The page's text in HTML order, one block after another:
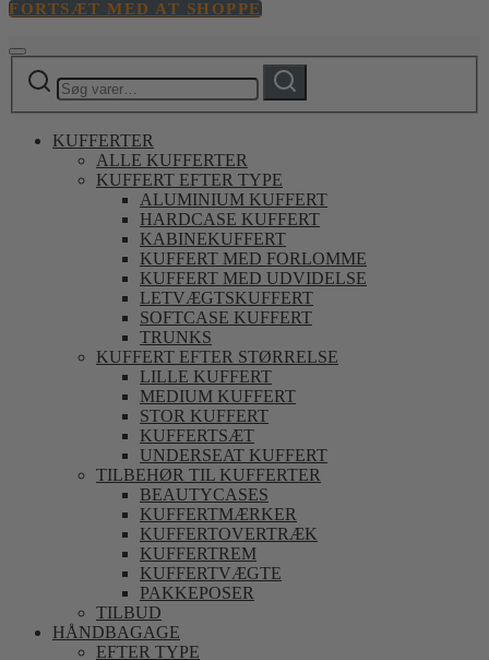
FORTSÆT MED AT SHOPPE
Søg
efter:
Søg
KUFFERTER
ALLE KUFFERTER
KUFFERT EFTER TYPE
ALUMINIUM KUFFERT
HARDCASE KUFFERT
KABINEKUFFERT
KUFFERT MED FORLOMME
KUFFERT MED UDVIDELSE
LETVÆGTSKUFFERT
SOFTCASE KUFFERT
TRUNKS
KUFFERT EFTER STØRRELSE
LILLE KUFFERT
MEDIUM KUFFERT
STOR KUFFERT
KUFFERTSÆT
UNDERSEAT KUFFERT
TILBEHØR TIL KUFFERTER
BEAUTYCASES
KUFFERTMÆRKER
KUFFERTOVERTRÆK
KUFFERTREM
KUFFERTVÆGTE
PAKKEPOSER
TILBUD
HÅNDBAGAGE
EFTER TYPE